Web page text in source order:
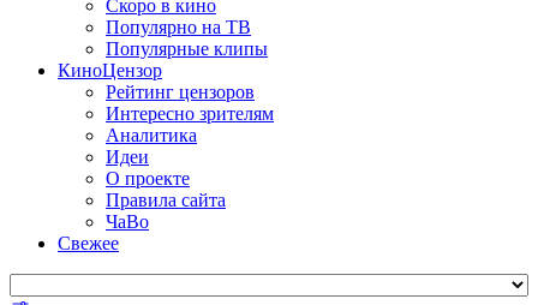
Скоро в кино
Популярно на ТВ
Популярные клипы
КиноЦензор
Рейтинг цензоров
Интересно зрителям
Аналитика
Идеи
О проекте
Правила сайта
ЧаВо
Свежее